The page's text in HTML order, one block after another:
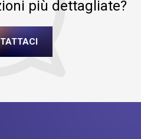
più dettagliate?